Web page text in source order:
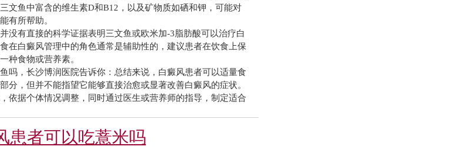
文鱼中富含的维生素D和B12，以及矿物质如硒和钾，可能对
有所帮助。
有直接的科学证据表明三文鱼或欧米加-3脂肪酸可以治疗白
在白癜风管理中的角色通常是辅助性的，建议患者在饮食上保
种食物或营养素。
，长沙博润医院告诉你：总结来说，白癜风患者可以适量食
分，但并不能指望它能够直接治愈或显著改善白癜风的症状。
依据个体情况调整，同时通过医生或营养师的指导，制定适合
患者可以吃薏米吗